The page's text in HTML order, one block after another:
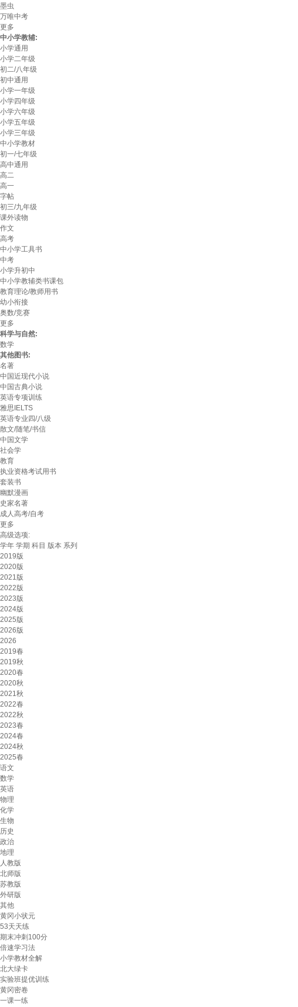
墨虫
万唯中考
更多
中小学教辅:
小学通用
小学二年级
初二/八年级
初中通用
小学一年级
小学四年级
小学六年级
小学五年级
小学三年级
中小学教材
初一/七年级
高中通用
高二
高一
字帖
初三/九年级
课外读物
作文
高考
中小学工具书
中考
小学升初中
中小学教辅类书课包
教育理论/教师用书
幼小衔接
奥数/竞赛
更多
科学与自然:
数学
其他图书:
名著
中国近现代小说
中国古典小说
英语专项训练
雅思IELTS
英语专业四/八级
散文/随笔/书信
中国文学
社会学
教育
执业资格考试用书
套装书
幽默漫画
史家名著
成人高考/自考
更多
高级选项:
学年 学期 科目 版本 系列
2019版
2020版
2021版
2022版
2023版
2024版
2025版
2026版
2026
2019春
2019秋
2020春
2020秋
2021秋
2022春
2022秋
2023春
2024春
2024秋
2025春
语文
数学
英语
物理
化学
生物
历史
政治
地理
人教版
北师版
苏教版
外研版
其他
黄冈小状元
53天天练
期末冲刺100分
倍速学习法
小学教材全解
北大绿卡
实验班提优训练
黄冈密卷
一课一练